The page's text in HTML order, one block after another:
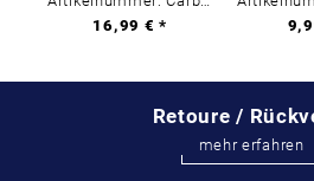
16,99 € *
Retoure /
mehr erfahren